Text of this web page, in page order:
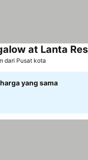
at Lanta
dari Pusat kota
yang sama